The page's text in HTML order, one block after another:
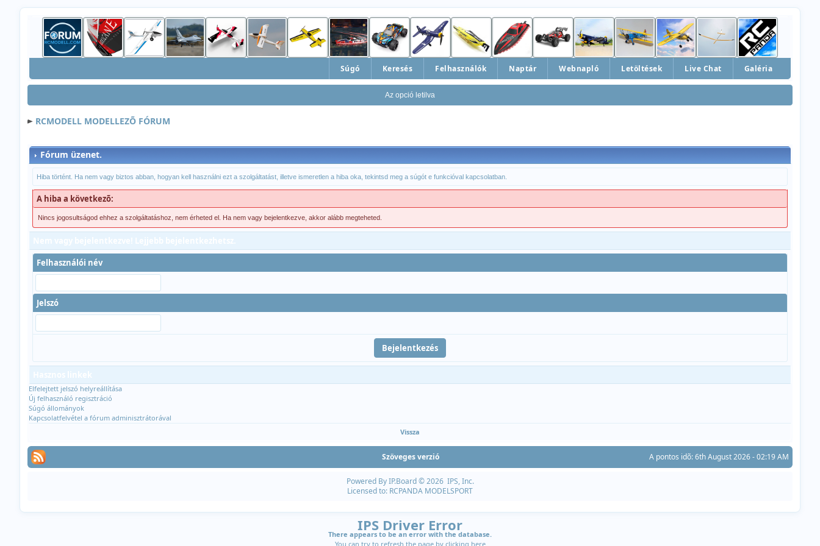
Súgó Keresés Felhasználók Naptár Webnapló Letöltések Live Chat Galéria
Az opció letilva
RCMODELL MODELLEZÕ FÓRUM
Fórum üzenet.
Hiba történt. Ha nem vagy biztos abban, hogyan kell használni ezt a szolgáltatást, illetve ismeretlen a hiba oka, tekintsd meg a súgót e funkcióval kapcsolatban.
A hiba a következõ:
Nincs jogosultságod ehhez a szolgáltatáshoz, nem érheted el. Ha nem vagy bejelentkezve, akkor alább megteheted.
Felhasználói név
Jelszó
Elfelejtett jelszó helyreállítása
Új felhasználó regisztráció
Súgó állományok
Kapcsolatfelvétel a fórum adminisztrátorával
Vissza
Szöveges verzió A pontos idõ: 6th August 2026 - 02:19 AM
Powered ByIP.Board© 2026 IPS, Inc.
Licensed to: RCPANDA MODELSPORT
IPS Driver Error
There appears to be an error with the database.
You can try to refresh the page by clicking here